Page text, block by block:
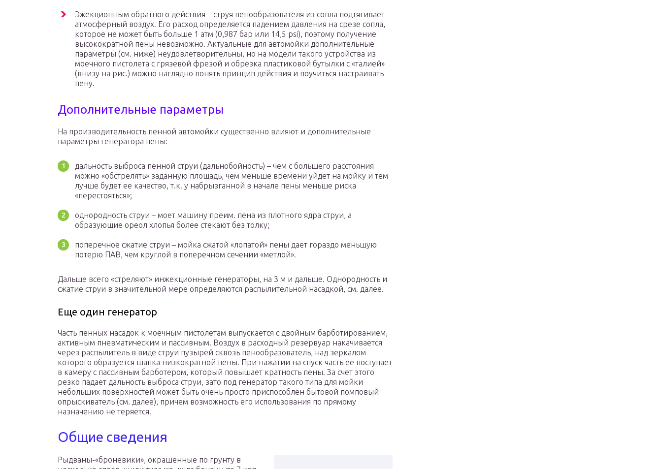
Эжекционным обратного действия – струя пенообразователя из сопла подтягивает
атмосферный воздух. Его расход определяется падением давления на срезе сопла,
которое не может быть больше 1 атм (0,987 бар или 14,5 psi), поэтому получение
высокократной пены невозможно. Актуальные для автомойки дополнительные
параметры (см. ниже) неудовлетворительны, но на модели такого устройства из
моечного пистолета с грязевой фрезой и обрезка пластиковой бутылки с «талией»
(внизу на рис.) можно наглядно понять принцип действия и поучиться настраивать
пену.
Дополнительные параметры
На производительность пенной автомойки существенно влияют и дополнительные
параметры генератора пены:
дальность выброса пенной струи (дальнобойность) – чем с большего расстояния
можно «обстрелять» заданную площадь, чем меньше времени уйдет на мойку и тем
лучше будет ее качество, т.к. у набрызганной в начале пены меньше риска
«перестояться»;
однородность струи – моет машину преим. пена из плотного ядра струи, а
образующие ореол хлопья более стекают без толку;
поперечное сжатие струи – мойка сжатой «лопатой» пены дает гораздо меньшую
потерю ПАВ, чем круглой в поперечном сечении «метлой».
Дальше всего «стреляют» инжекционные генераторы, на 3 м и дальше. Однородность и
сжатие струи в значительной мере определяются распылительной насадкой, см. далее.
Еще один генератор
Часть пенных насадок к моечным пистолетам выпускается с двойным барботированием,
активным пневматическим и пассивным. Воздух в расходный резервуар накачивается
через распылитель в виде струи пузырей сквозь пенообразователь, над зеркалом
которого образуется шапка низкократной пены. При нажатии на спуск часть ее поступает
в камеру с пассивным барботером, который повышает кратность пены. За счет этого
резко падает дальность выброса струи, зато под генератор такого типа для мойки
небольших поверхностей может быть очень просто приспособлен бытовой помповый
опрыскиватель (см. далее), причем возможность его использования по прямому
назначению не теряется.
Общие сведения
Рыдваны-«броневики», окрашенные по грунту в